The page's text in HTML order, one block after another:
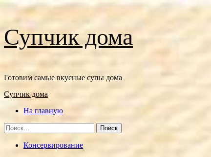
Перейти
к
содержимому
Супчик дома
Готовим самые вкусные супы дома
Основное
Супчик дома
На главную
Найти:
Консервирование